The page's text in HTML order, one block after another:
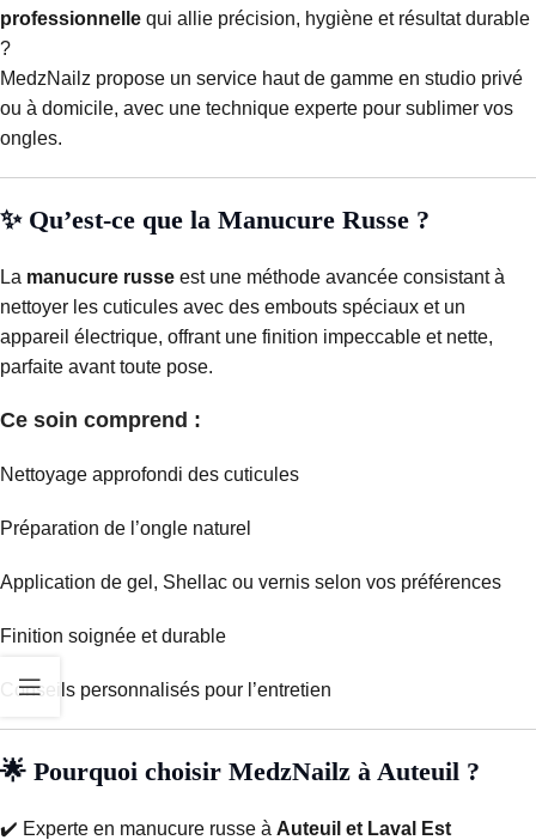
professionnelle qui allie précision, hygiène et résultat durable
?
MedzNailz propose un service haut de gamme en studio privé
ou à domicile, avec une technique experte pour sublimer vos
ongles.
✨ Qu’est-ce que la Manucure Russe ?
La manucure russe est une méthode avancée consistant à
nettoyer les cuticules avec des embouts spéciaux et un
appareil électrique, offrant une finition impeccable et nette,
parfaite avant toute pose.
Ce soin comprend :
Nettoyage approfondi des cuticules
Préparation de l’ongle naturel
Application de gel, Shellac ou vernis selon vos préférences
Finition soignée et durable
Conseils personnalisés pour l’entretien
🌟 Pourquoi choisir MedzNailz à Auteuil ?
✔️ Experte en manucure russe à Auteuil et Laval Est